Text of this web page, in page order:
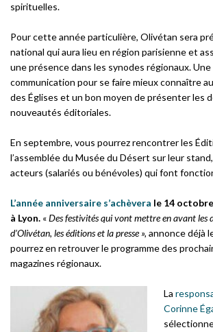
spirituelles.
Pour cette année particulière, Olivétan sera
national qui aura lieu en région parisienne et
une présence dans les synodes régionaux.
communication pour se faire mieux connaître
des Églises et un bon moyen de présenter les
nouveautés éditoriales.
En septembre, vous pourrez rencontrer les
l’assemblée du Musée du Désert sur leur
acteurs (salariés ou bénévoles) qui font
L’année anniversaire s’achèvera le 14 octobre
à Lyon. «Des festivités qui vont mettre en avant les
d’Olivétan, les éditions et la presse », annonce déjà
pourrez en retrouver le programme des
magazines régionaux.
La
Corinne